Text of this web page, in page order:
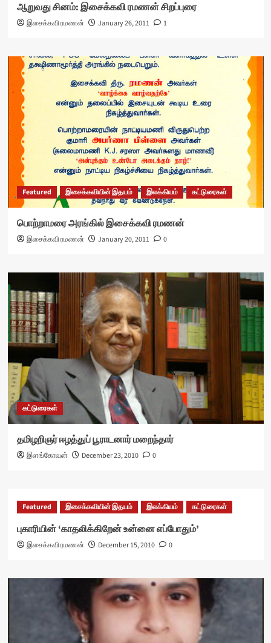
ஆறுவது சினம்: இசைக்கவி ரமணன் சிறப்புரை
இசைக்கவி ரமணன் January 26, 2011 1
Featured இசைக்கவியின் இதயம் இலக்கியம் கட்டுரைகள்
பொற்றாமரை அரங்கில் இசைக்கவி ரமணன்
இசைக்கவி ரமணன் January 20, 2011 0
கட்டுரைகள்
தமிழறிஞர் ஈழத்துப் பூராடனார் மறைந்தார்
இளங்கோவன் December 23, 2010 0
Featured இசைக்கவியின் இதயம் இலக்கியம் கட்டுரைகள்
புகாரியின் ‘காதலிக்கிறேன் உன்னை எப்போதும்’
இசைக்கவி ரமணன் December 15, 2010 0